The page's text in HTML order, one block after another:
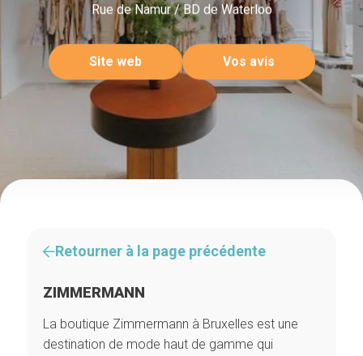
Rue de Namur / BD de Waterloo
Site web Vos avis
Retourner à la page précédente
ZIMMERMANN
La boutique Zimmermann à Bruxelles est une
destination de mode haut de gamme qui